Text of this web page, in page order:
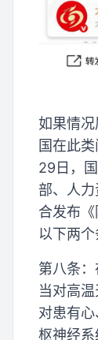
如果情
国在此
29日，
部、人
合发布
以下两个
第八条
当对高
对患有
枢神经